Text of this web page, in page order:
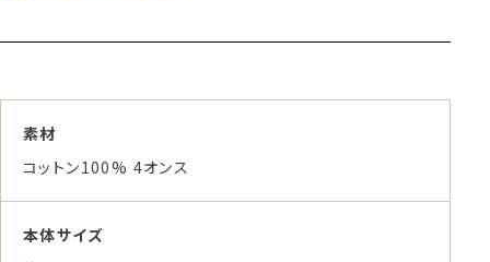
素材
コットン100% 4オンス
本体サイズ